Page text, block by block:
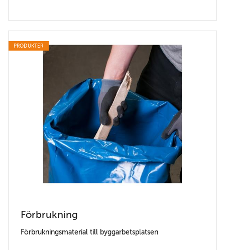
PRODUKTER
Förbrukning
Förbrukningsmaterial till byggarbetsplatsen